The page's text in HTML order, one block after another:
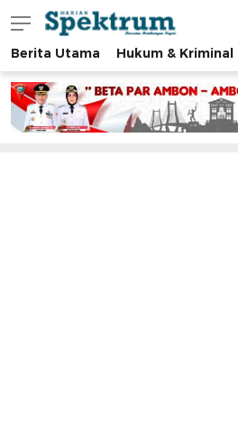
spektrumonline.com
Berita Utama Hukum & Kriminal